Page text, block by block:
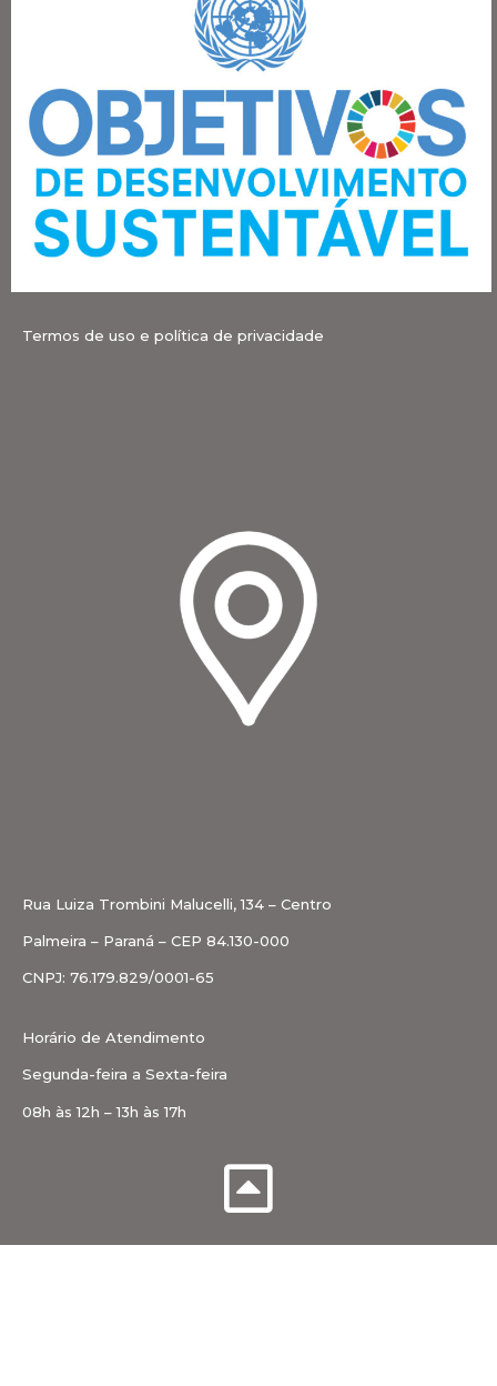
Termos de uso e política de privacidade
Rua Luiza Trombini Malucelli, 134 – Centro
Palmeira – Paraná – CEP 84.130-000
CNPJ: 76.179.829/0001-65
Horário de Atendimento
Segunda-feira a Sexta-feira
08h às 12h – 13h às 17h